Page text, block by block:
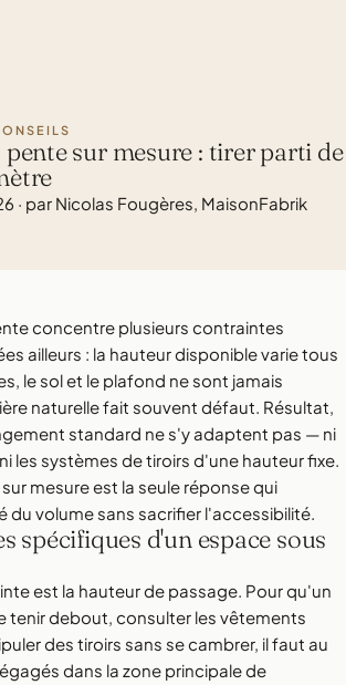
pente sur mesure : tirer parti de
· par Nicolas Fougères, MaisonFabrik
concentre plusieurs contraintes
ailleurs : la hauteur disponible varie tous
le sol et le plafond ne sont jamais
naturelle fait souvent défaut. Résultat,
standard ne s'y adaptent pas — ni
les systèmes de tiroirs d'une hauteur fixe.
mesure est la seule réponse qui
du volume sans sacrifier l'accessibilité.
spécifiques d'un espace sous
est la hauteur de passage. Pour qu'un
tenir debout, consulter les vêtements
des tiroirs sans se cambrer, il faut au
dans la zone principale de